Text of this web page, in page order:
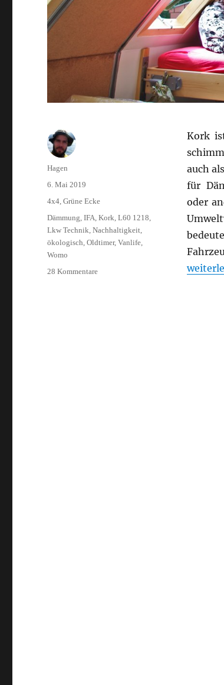
Kork
auch
für
oder
„Kork
Autor
Hagen
Veröffentlicht
am
6. Mai 2019
Kategorien
4x4,Grüne Ecke
Schlagwörter
Dämmung,IFA,Kork,L60 1218,
Lkw Technik,Nachhaltigkeit,
ökologisch,Oldtimer,Vanlife,
Womo
28 Kommentarezu